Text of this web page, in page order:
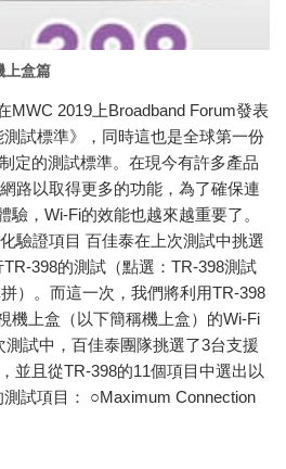
上盒篇
MWC 2019上Broadband Forum發表
試標準》，同時這也是全球第一份
定的測試標準。在現今有許多產品
路以取得更多的功能，為了確保連
驗，Wi-Fi的效能也越來越重要了。
驗證項目 百佳泰在上次測試中挑選
398的測試（點選：TR-398測試
）。而這一次，我們將利用TR-398
機上盒（以下簡稱機上盒）的Wi-Fi
試中，百佳泰團隊挑選了3台支援
並且從TR-398的11個項目中選出以
試項目： ○Maximum Connection